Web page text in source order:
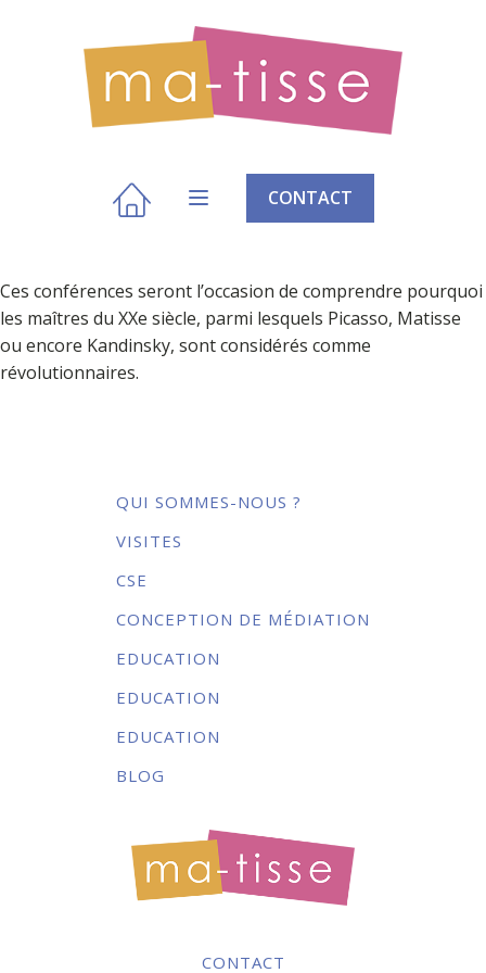
CONTACT
Ces conférences seront l’occasion de comprendre pourquoi
les maîtres du XXe siècle, parmi lesquels Picasso, Matisse
ou encore Kandinsky, sont considérés comme
révolutionnaires.
QUI SOMMES-NOUS ?
VISITES
CSE
CONCEPTION DE MÉDIATION
EDUCATION
EDUCATION
EDUCATION
BLOG
CONTACT